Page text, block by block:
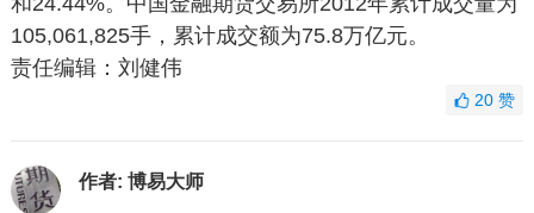
105,061,825手，累计成交额为75.8万亿元。
责任编辑：刘健伟
20赞
作者: 博易大师